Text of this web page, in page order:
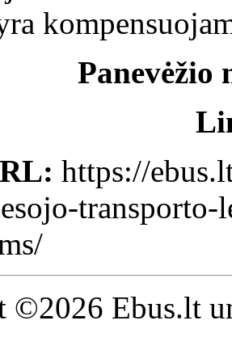
Panevėžio
https://
©2026 Ebus.lt